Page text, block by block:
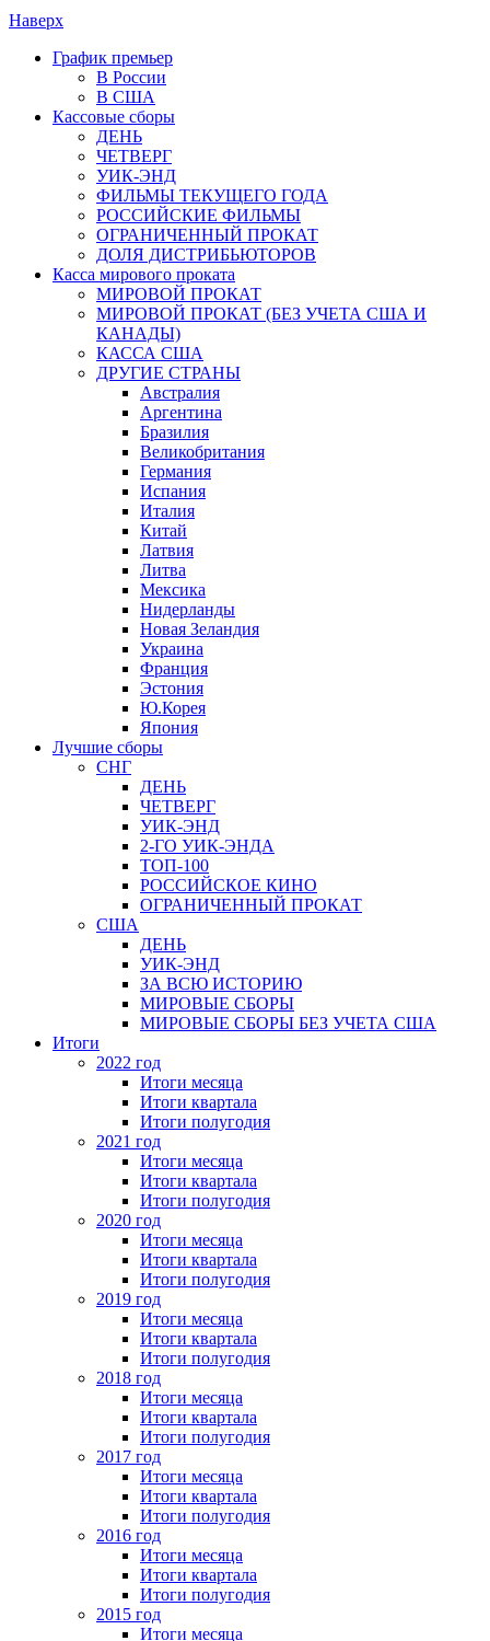
Наверх
График премьер
В России
В США
Кассовые сборы
ДЕНЬ
ЧЕТВЕРГ
УИК-ЭНД
ФИЛЬМЫ ТЕКУЩЕГО ГОДА
РОССИЙСКИЕ ФИЛЬМЫ
ОГРАНИЧЕННЫЙ ПРОКАТ
ДОЛЯ ДИСТРИБЬЮТОРОВ
Касса мирового проката
МИРОВОЙ ПРОКАТ
МИРОВОЙ ПРОКАТ (БЕЗ УЧЕТА США И
КАНАДЫ)
КАССА США
ДРУГИЕ СТРАНЫ
Австралия
Аргентина
Бразилия
Великобритания
Германия
Испания
Италия
Китай
Латвия
Литва
Мексика
Нидерланды
Новая Зеландия
Украина
Франция
Эстония
Ю.Корея
Япония
Лучшие сборы
СНГ
ДЕНЬ
ЧЕТВЕРГ
УИК-ЭНД
2-ГО УИК-ЭНДА
ТОП-100
РОССИЙСКОЕ КИНО
ОГРАНИЧЕННЫЙ ПРОКАТ
США
ДЕНЬ
УИК-ЭНД
ЗА ВСЮ ИСТОРИЮ
МИРОВЫЕ СБОРЫ
МИРОВЫЕ СБОРЫ БЕЗ УЧЕТА США
Итоги
2022 год
Итоги месяца
Итоги квартала
Итоги полугодия
2021 год
Итоги месяца
Итоги квартала
Итоги полугодия
2020 год
Итоги месяца
Итоги квартала
Итоги полугодия
2019 год
Итоги месяца
Итоги квартала
Итоги полугодия
2018 год
Итоги месяца
Итоги квартала
Итоги полугодия
2017 год
Итоги месяца
Итоги квартала
Итоги полугодия
2016 год
Итоги месяца
Итоги квартала
Итоги полугодия
2015 год
Итоги месяца